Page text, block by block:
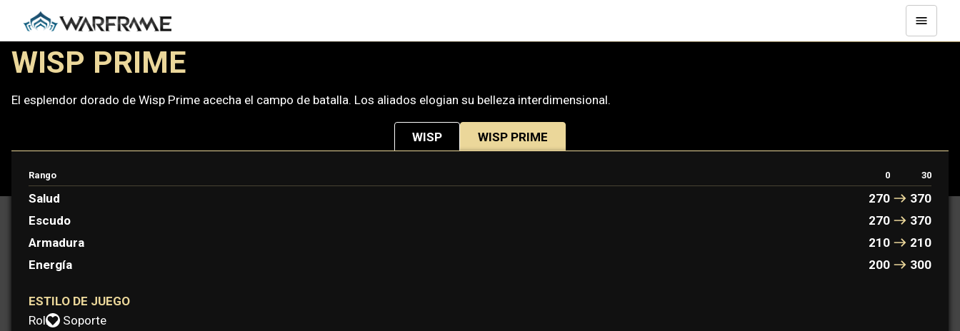
WISP PRIME
El esplendor dorado de Wisp Prime acecha el campo de batalla. Los aliados elogian su belleza interdimensional.
WISP WISP PRIME
Rango 0 30
Salud 270
370
Escudo
270
370
Armadura
210
210
Energía
200 300
ESTILO DE JUEGO
Rol:
Soporte